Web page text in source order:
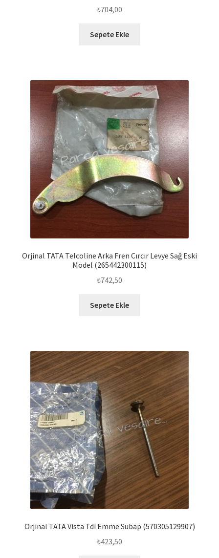
₺704,00
Sepete Ekle
Orjinal TATA Telcoline Arka Fren Cırcır Levye Sağ Eski
Model (265442300115)
₺742,50
Sepete Ekle
Orjinal TATA Vista Tdi Emme Subap (570305129907)
₺423,50